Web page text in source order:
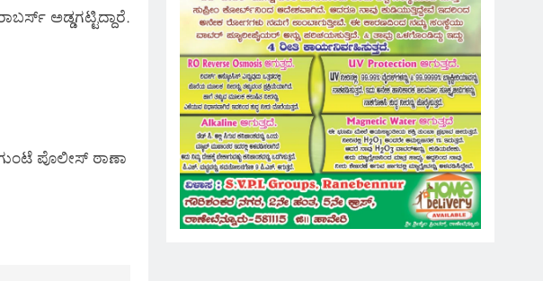
ಅಡ್ಡಗಟ್ಟಿದ್ದಾರೆ.
ಪೊಲೀಸ್ ಠಾಣಾ